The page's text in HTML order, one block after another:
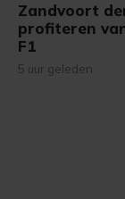
Zandvoort
profiteren
F1
5 uur geleden